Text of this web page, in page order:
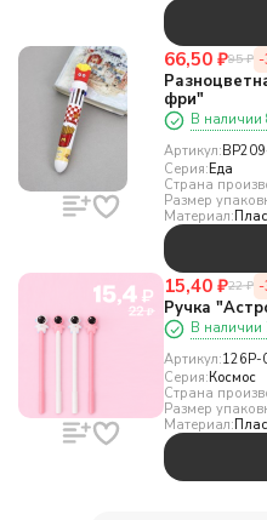
66,50 ₽95 ₽
фри"
В наличии
Артикул:
Серия:Еда
Страна
Размер
Материал:
15,40 ₽22 ₽
Ручка
В наличии
Артикул:126P-
Серия:Космос
Страна
Размер
Материал: